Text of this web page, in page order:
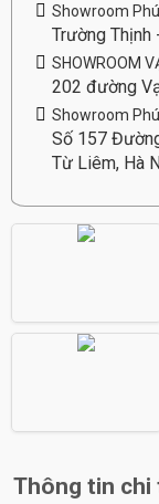
Showroom
Trường Thịnh
SHOWROOM
202 đường
Showroom
Số 157
Từ Liêm, Hà
Thông tin chi